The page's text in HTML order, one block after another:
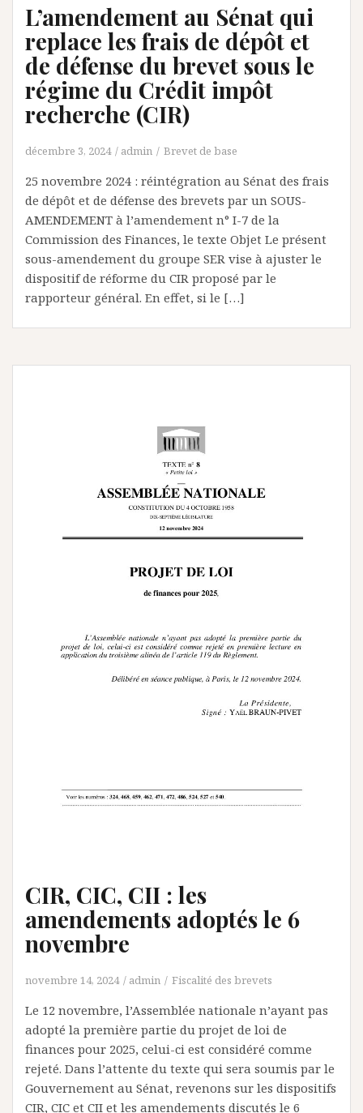
L’amendement au Sénat qui
replace les frais de dépôt et
de défense du brevet sous le
régime du Crédit impôt
recherche (CIR)
décembre 3, 2024 admin Brevet de base
25 novembre 2024 : réintégration au Sénat des frais
de dépôt et de défense des brevets par un SOUS-
AMENDEMENT à l’amendement n° I-7 de la
Commission des Finances, le texte Objet Le présent
sous-amendement du groupe SER vise à ajuster le
dispositif de réforme du CIR proposé par le
rapporteur général. En effet, si le […]
CIR, CIC, CII : les
amendements adoptés le 6
novembre
novembre 14, 2024 admin Fiscalité des brevets
Le 12 novembre, l’Assemblée nationale n’ayant pas
adopté la première partie du projet de loi de
finances pour 2025, celui-ci est considéré comme
rejeté. Dans l’attente du texte qui sera soumis par le
Gouvernement au Sénat, revenons sur les dispositifs
CIR, CIC et CII et les amendements discutés le 6